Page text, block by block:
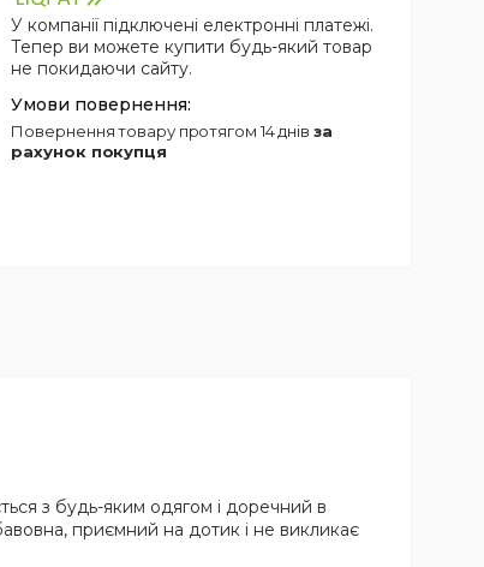
У компанії підключені електронні платежі.
Тепер ви можете купити будь-який товар
не покидаючи сайту.
повернення товару протягом 14 днів за
рахунок покупця
з будь-яким одягом і доречний в
приємний на дотик і не викликає